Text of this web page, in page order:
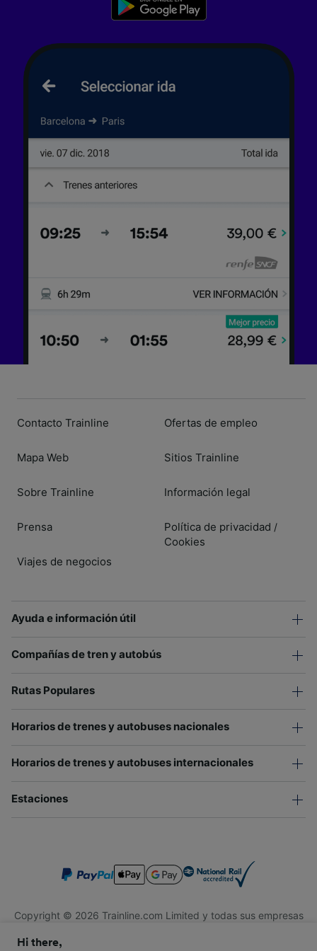
Contacto Trainline
Mapa Web
Sobre Trainline
Prensa
Viajes de negocios
Ofertas de empleo
Sitios Trainline
Información legal
Política de privacidad /
Cookies
Ayuda e información útil
Compañías de tren y autobús
Rutas Populares
Horarios de trenes y autobuses nacionales
Horarios de trenes y autobuses internacionales
Estaciones
Copyright © 2026 Trainline.com Limited y todas sus empresas
Trainline.com Limited está registrada en Inglaterra y Gales.
Hi there,
tratamos los datos para proporcionar:
precisa. Analizar activamente las
características del dispositivo para su
dispositivo y/o acceder a ella. Publicidad y
audiencia y desarrollo de servicios.
Lista de asociados (proveedores)